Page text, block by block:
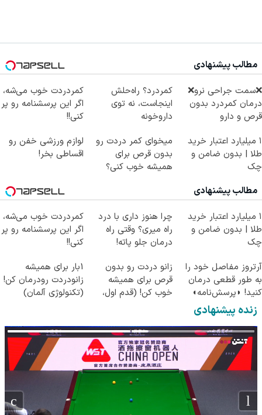
مطالب پیشنهادی
❌سمت جراحی نرو❌
درمان کمردرد بدون
قرص و دارو
کمردرد؟ راه‌حلش
اینجاست، نه توی
داروخونه
کمردردت خوب می‌شه،
اگر این پرسشنامه رو پر
کنی!!
۱ میلیارد اعتبار خرید
طلا | بدون ضامن و
چک
میخوای کمر دردت رو
بدون قرص برای
همیشه خوب کنی؟
لوازم ورزشی خفن رو
اقساطی بخر!
مطالب پیشنهادی
۱ میلیارد اعتبار خرید
طلا | بدون ضامن و
چک
چرا هنوز داری با درد
راه میری؟ وقتی راه
درمان جلو پاته!
کمردردت خوب می‌شه،
اگر این پرسشنامه رو پر
کنی!!
آرتروز مفاصل خود را
به طور قطعی درمان
کنید! ◗پرسش‌نامه◖
زانو دردت رو بدون
قرص برای همیشه
خوب کن! (قدم اول،
1بار برای همیشه
زانودردت رودرمان کن!
(تکنولوژی آلمان)
زنده پیشنهادی